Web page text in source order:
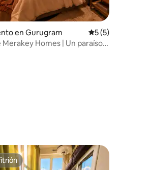
5 de 5, 31 reseñas
en Gurugram Calificación
5 (5)
Merakey Homes | Un paraíso